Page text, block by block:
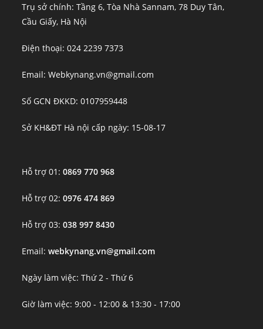
Trụ sở chính: Tầng 6, Tòa Nhà Sannam, 78 Duy Tân,
Cầu Giấy, Hà Nội
Điện thoại: 024 2239 7373
Email: Webkynang.vn@gmail.com
Số GCN ĐKKD: 0107959448
Sở KH&ĐT Hà nội cấp ngày: 15-08-17
Hỗ trợ 01:0869 770 968
Hỗ trợ 02:0976 474 869
Hỗ trợ 03:038 997 8430
Email:webkynang.vn@gmail.com
Ngày làm việc: Thứ 2 - Thứ 6
Giờ làm việc: 9:00 - 12:00 & 13:30 - 17:00